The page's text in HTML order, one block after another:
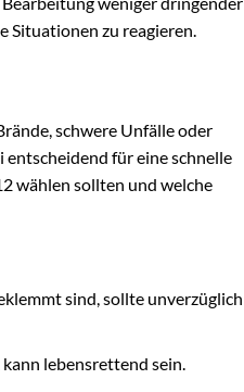
Situationen zu reagieren.
schwere Unfälle oder
für eine schnelle
wählen sollten und welche
sind, sollte unverzüglich
lebensrettend sein.